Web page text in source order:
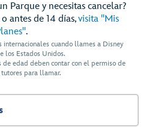
Parque y necesitas cancelar?
antes de 14 días,visita "Mis
.
cuando llames a Disney
los Estados Unidos.
de edad deben contar con el permiso de
tutores para llamar.